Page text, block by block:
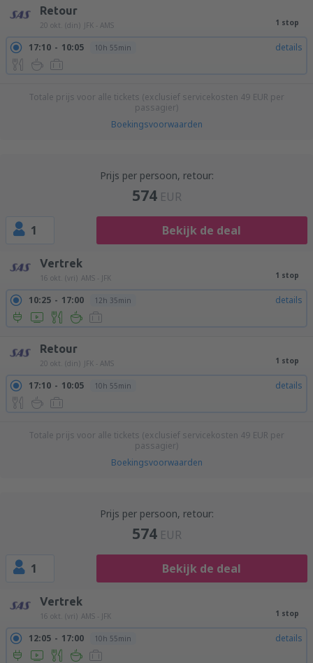
Retour
20 okt. (din) JFK - AMS 1 stop
17:10 10:05 10h 55min details
Totale prijs voor alle tickets (exclusief servicekosten 49 EUR per
passagier)
Boekingsvoorwaarden
Prijs per persoon, retour:
574 EUR
1 Bekijk de deal
Vertrek
16 okt. (vri) AMS - JFK 1 stop
10:25 17:00 12h 35min details
Retour
20 okt. (din) JFK - AMS 1 stop
17:10 10:05 10h 55min details
Totale prijs voor alle tickets (exclusief servicekosten 49 EUR per
passagier)
Boekingsvoorwaarden
Prijs per persoon, retour:
574 EUR
1 Bekijk de deal
Vertrek
16 okt. (vri) AMS - JFK 1 stop
12:05 17:00 10h 55min details